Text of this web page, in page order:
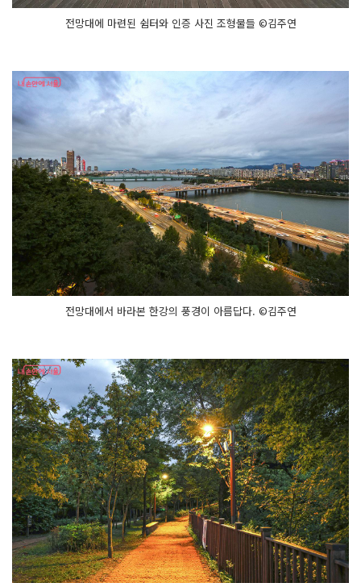
전망대에 마련된 쉼터와 인증 사진 조형물들 ©김주연
전망대에서 바라본 한강의 풍경이 아름답다. ©김주연